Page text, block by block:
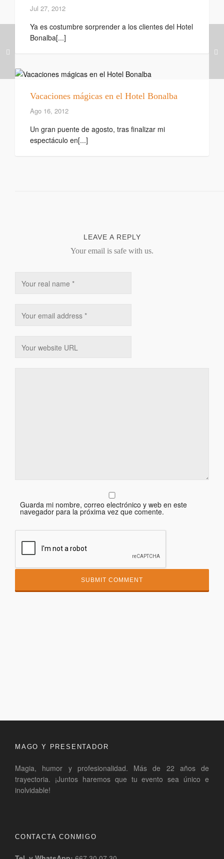
Jul 27, 2012
Ya es costumbre sorprender a los clientes del Hotel
Bonalba[...]
Vacaciones mágicas en el Hotel Bonalba
Ago 16, 2012
Un gran puente de agosto, tras finalizar mi
espectáculo en[...]
LEAVE A REPLY
Your email is safe with us.
Guarda mi nombre, correo electrónico y web en este
navegador para la próxima vez que comente.
MAGO Y PRESENTADOR
Magia, humor y profesionalidad. Más de 22 años de
trayectoria. ¡Juntos haremos que tu evento sea único e
inolvidable!
CONTACTA CONMIGO